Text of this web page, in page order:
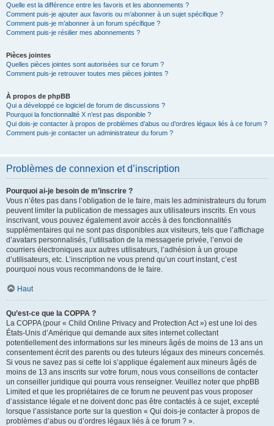
Quelle est la différence entre les favoris et les abonnements ?
Comment puis-je ajouter aux favoris ou m’abonner à un sujet spécifique ?
Comment puis-je m’abonner à un forum spécifique ?
Comment puis-je résilier mes abonnements ?
Pièces jointes
Quelles pièces jointes sont autorisées sur ce forum ?
Comment puis-je retrouver toutes mes pièces jointes ?
À propos de phpBB
Qui a développé ce logiciel de forum de discussions ?
Pourquoi la fonctionnalité X n’est pas disponible ?
Qui dois-je contacter à propos de problèmes d’abus ou d’ordres légaux liés à ce forum ?
Comment puis-je contacter un administrateur du forum ?
Problèmes de connexion et d’inscription
Pourquoi ai-je besoin de m’inscrire ?
Vous n’êtes pas dans l’obligation de le faire, mais les administrateurs du forum
peuvent limiter la publication de messages aux utilisateurs inscrits. En vous
inscrivant, vous pouvez également avoir accès à des fonctionnalités
supplémentaires qui ne sont pas disponibles aux visiteurs, tels que l’affichage
d’avatars personnalisés, l’utilisation de la messagerie privée, l’envoi de
courriers électroniques aux autres utilisateurs, l’adhésion à un groupe
d’utilisateurs, etc. L’inscription ne vous prend qu’un court instant, c’est
pourquoi nous vous recommandons de le faire.
Haut
Qu’est-ce que la COPPA ?
La COPPA (pour « Child Online Privacy and Protection Act ») est une loi des
États-Unis d’Amérique qui demande aux sites internet collectant
potentiellement des informations sur les mineurs âgés de moins de 13 ans un
consentement écrit des parents ou des tuteurs légaux des mineurs concernés.
Si vous ne savez pas si cette loi s’applique également aux mineurs âgés de
moins de 13 ans inscrits sur votre forum, nous vous conseillons de contacter
un conseiller juridique qui pourra vous renseigner. Veuillez noter que phpBB
Limited et que les propriétaires de ce forum ne peuvent pas vous proposer
d’assistance légale et ne doivent donc pas être contactés à ce sujet, excepté
lorsque l’assistance porte sur la question « Qui dois-je contacter à propos de
problèmes d’abus ou d’ordres légaux liés à ce forum ? ».